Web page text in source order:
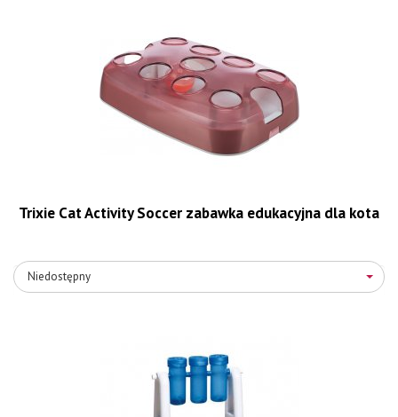
Trixie Cat Activity Soccer zabawka edukacyjna dla kota
Niedostępny